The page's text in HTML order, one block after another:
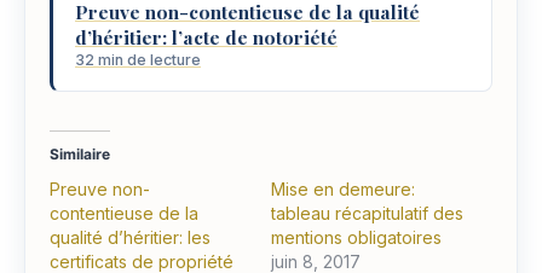
Preuve non-contentieuse de la qualité
d’héritier: l’acte de notoriété
32 min de lecture
Similaire
Preuve non-
contentieuse de la
qualité d’héritier: les
certificats de propriété
Mise en demeure:
tableau récapitulatif des
mentions obligatoires
juin 8, 2017